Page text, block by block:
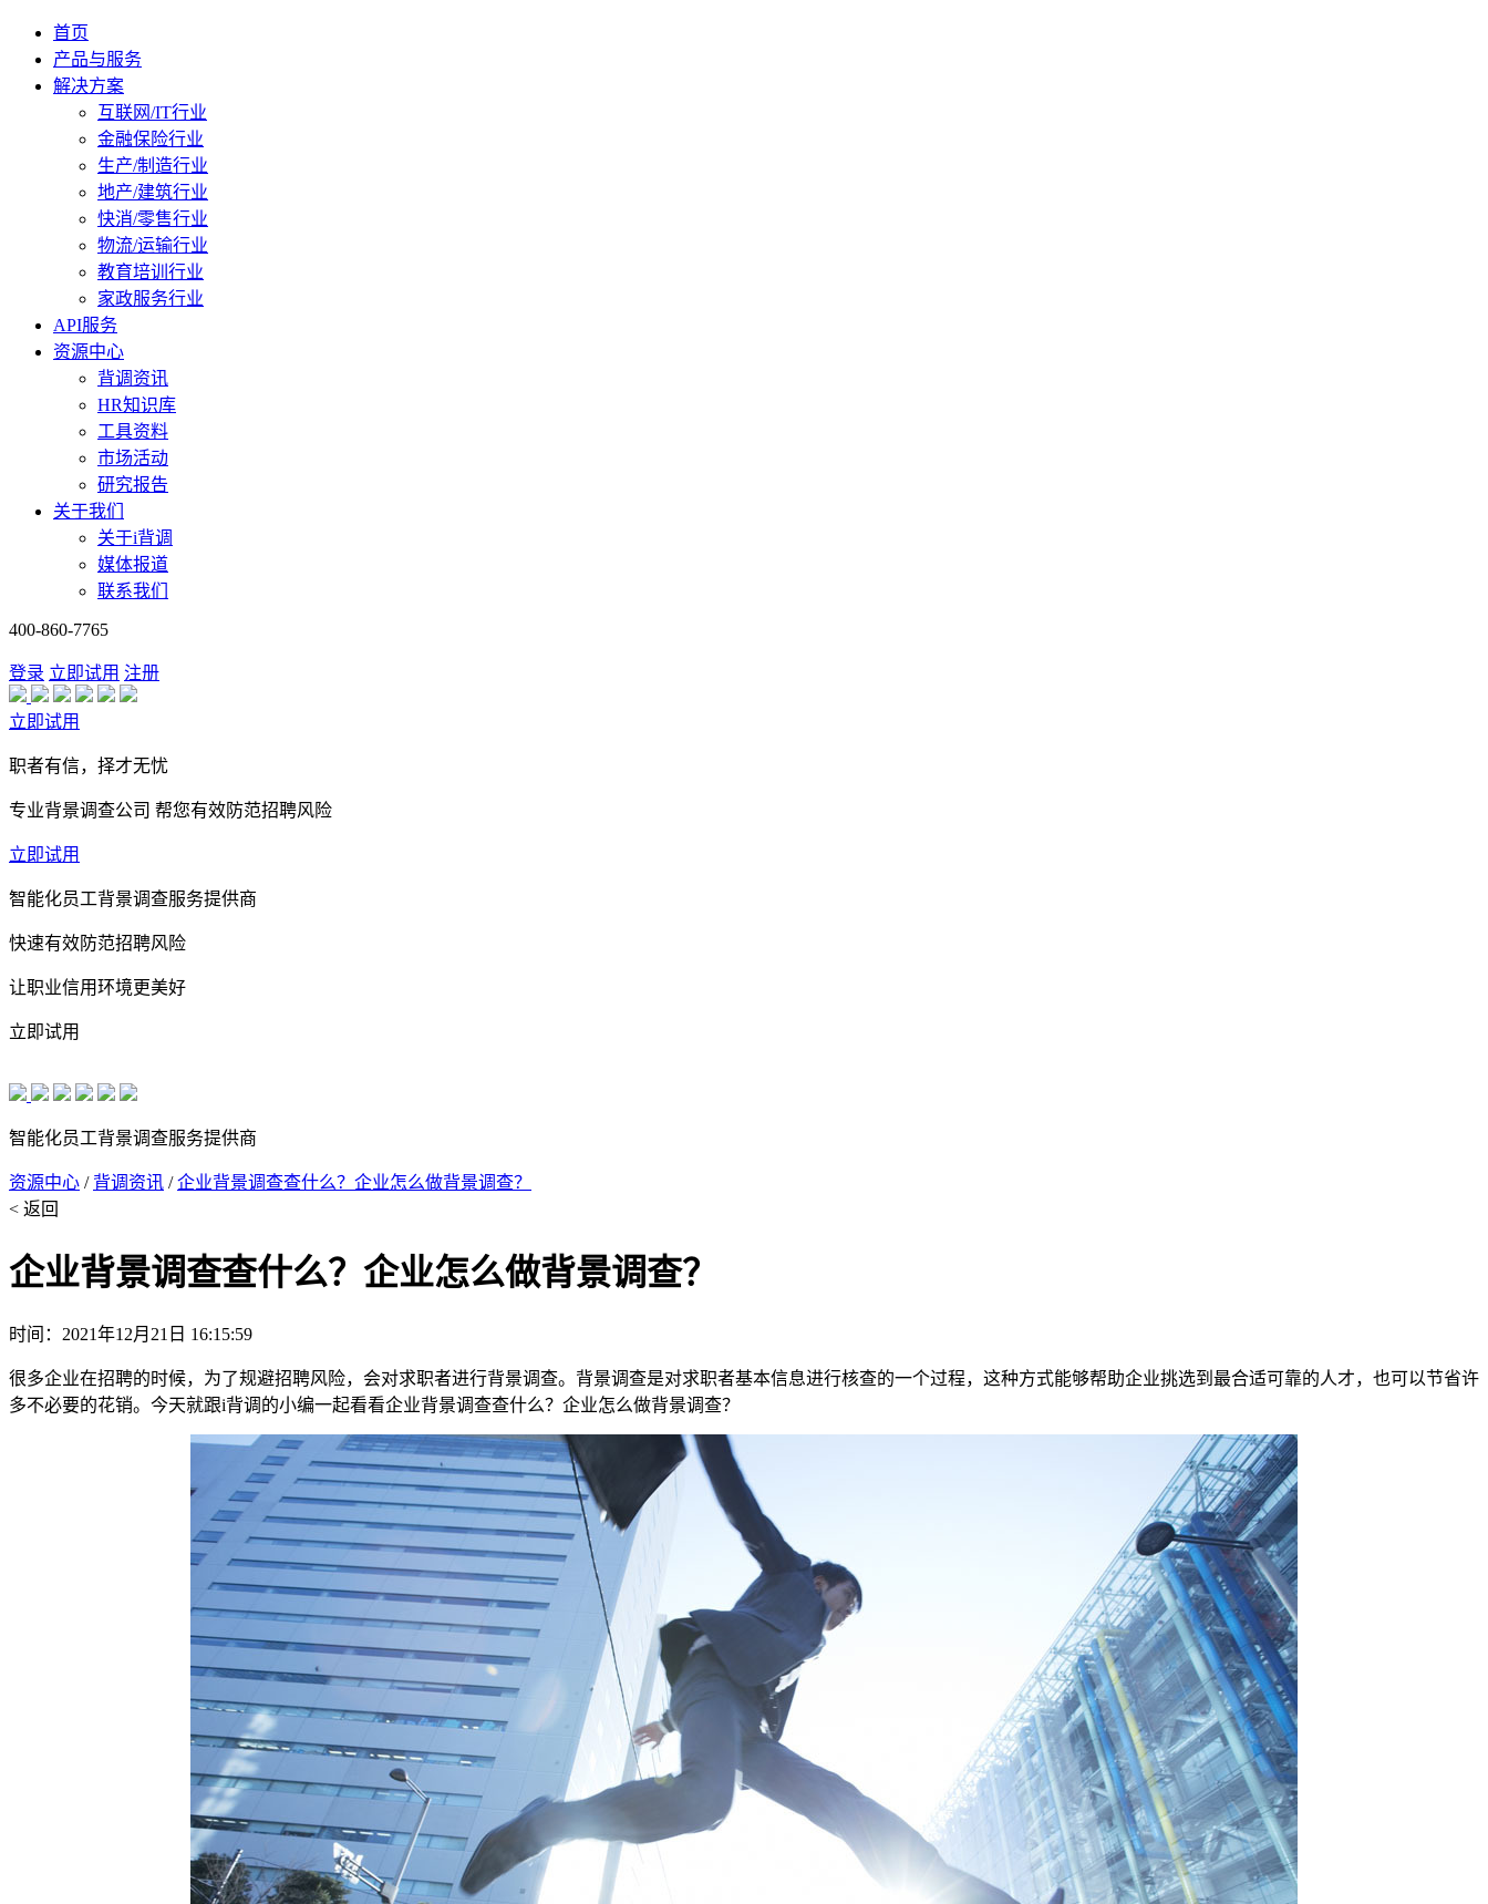
首页
产品与服务
解决方案
互联网/IT行业
金融保险行业
生产/制造行业
地产/建筑行业
快消/零售行业
物流/运输行业
教育培训行业
家政服务行业
API服务
资源中心
背调资讯
HR知识库
工具资料
市场活动
研究报告
关于我们
关于i背调
媒体报道
联系我们
400-860-7765
登录 立即试用 注册
立即试用
职者有信，择才无忧
专业背景调查公司 帮您有效防范招聘风险
立即试用
智能化员工背景调查服务提供商
快速有效防范招聘风险
让职业信用环境更美好
立即试用
智能化员工背景调查服务提供商
资源中心 / 背调资讯 /企业背景调查查什么？企业怎么做背景调查？
< 返回
企业背景调查查什么？企业怎么做背景调查？
时间：2021年12月21日 16:15:59
很多企业在招聘的时候，为了规避招聘风险，会对求职者进行背景调查。背景调查是对求职者基本信息进行核查的一个过程，这种方式能够帮助企业挑选到最合适可靠的人才，也可以节省许
多不必要的花销。今天就跟i背调的小编一起看看企业背景调查查什么？企业怎么做背景调查？